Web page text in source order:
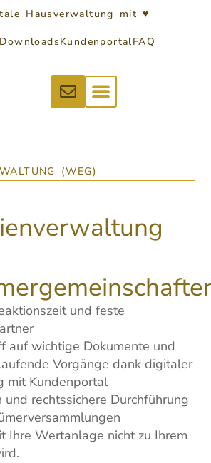
Hausverwaltung mit ♥
DownloadsKundenportalFAQ
(WEG)
und feste
auf wichtige Dokumente und
Vorgänge dank digitaler
mit Kundenportal
und rechtssichere Durchführung
Ihre Wertanlage nicht zu Ihrem